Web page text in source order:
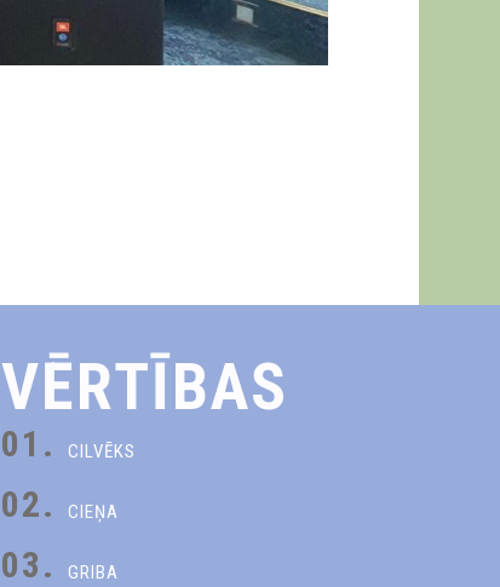
VĒRTĪBAS
01. CILVĒKS
02. CIEŅA
03. GRIBA